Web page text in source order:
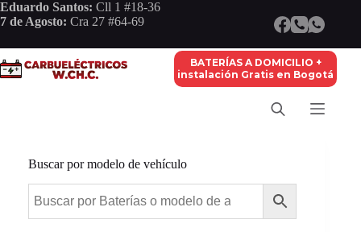
Saltar
al
Eduardo Santos: Cll 1 #18-36
7 de Agosto: Cra 27 #64-69
BATERÍAS A DOMICILIO +
instalación Gratis en Bogotá
Buscar por modelo de vehículo